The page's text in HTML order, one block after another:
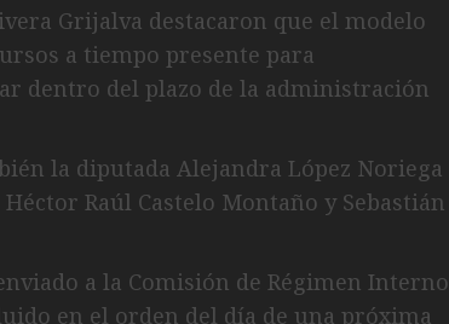
Grijalva destacaron que el modelo
a tiempo presente para
dentro del plazo de la administración
la diputada Alejandra López Noriega
Raúl Castelo Montaño y Sebastián
a la Comisión de Régimen Interno
en el orden del día de una próxima